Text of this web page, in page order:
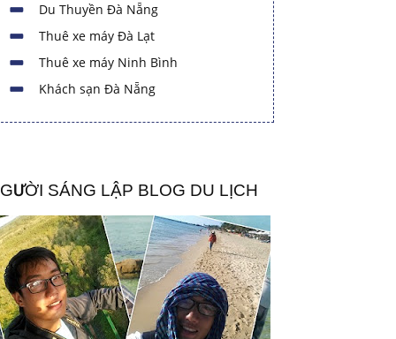
Du Thuyền Đà Nẵng
Thuê xe máy Đà Lạt
Thuê xe máy Ninh Bình
Khách sạn Đà Nẵng
SÁNG LẬP BLOG DU LỊCH